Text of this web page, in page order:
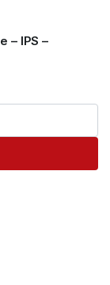
– IPS –